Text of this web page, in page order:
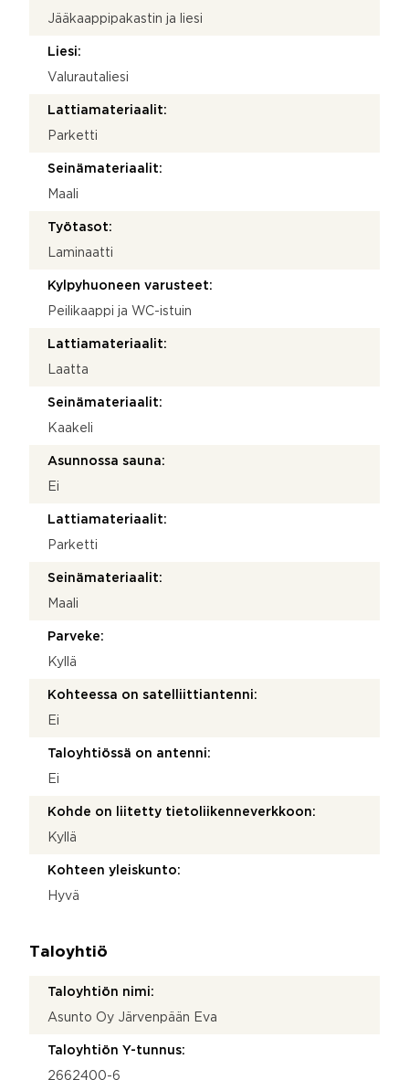
Jääkaappipakastin ja liesi
Liesi:
Valurautaliesi
Lattiamateriaalit:
Parketti
Seinämateriaalit:
Maali
Työtasot:
Laminaatti
Kylpyhuoneen varusteet:
Peilikaappi ja WC-istuin
Lattiamateriaalit:
Laatta
Seinämateriaalit:
Kaakeli
Asunnossa sauna:
Ei
Lattiamateriaalit:
Parketti
Seinämateriaalit:
Maali
Parveke:
Kyllä
Kohteessa on satelliittiantenni:
Ei
Taloyhtiössä on antenni:
Ei
Kohde on liitetty tietoliikenneverkkoon:
Kyllä
Kohteen yleiskunto:
Hyvä
Taloyhtiö
Taloyhtiön nimi:
Asunto Oy Järvenpään Eva
Taloyhtiön Y-tunnus:
2662400-6